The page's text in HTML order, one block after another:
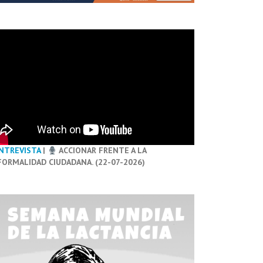
|
ACCIONAR FRENTE A LA
CIUDADANA. (22-07-2026)